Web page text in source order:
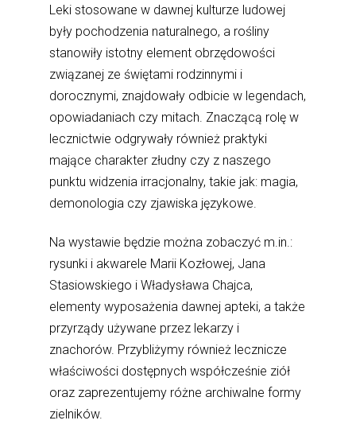
Leki stosowane w dawnej kulturze ludowej
były pochodzenia naturalnego, a rośliny
stanowiły istotny element obrzędowości
związanej ze świętami rodzinnymi i
dorocznymi, znajdowały odbicie w legendach,
opowiadaniach czy mitach. Znaczącą rolę w
lecznictwie odgrywały również praktyki
mające charakter złudny czy z naszego
punktu widzenia irracjonalny, takie jak: magia,
demonologia czy zjawiska językowe.
Na wystawie będzie można zobaczyć m.in.:
rysunki i akwarele Marii Kozłowej, Jana
Stasiowskiego i Władysława Chajca,
elementy wyposażenia dawnej apteki, a także
przyrządy używane przez lekarzy i
znachorów. Przybliżymy również lecznicze
właściwości dostępnych współcześnie ziół
oraz zaprezentujemy różne archiwalne formy
zielników.